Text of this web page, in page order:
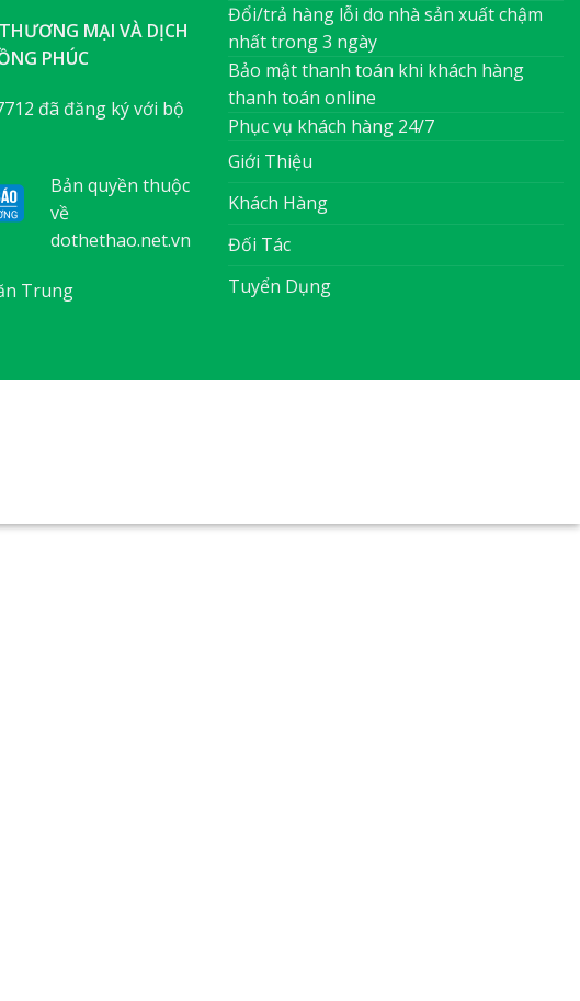
MẠI VÀ DỊCH
PHÚC
đã đăng ký với bộ
Bản quyền thuộc
về
dothethao.net.vn
Trung
Đổi/trả hàng lỗi do nhà sản xuất chậm
nhất trong 3 ngày
Bảo mật thanh toán khi khách hàng
thanh toán online
Phục vụ khách hàng 24/7
Giới Thiệu
Khách Hàng
Đối Tác
Tuyển Dụng